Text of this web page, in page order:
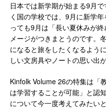
日本では新学期が始まる9月
く国の学校では、9月に新学
っても9月は「長い夏休みが
メージがつきまとうのです。
になると旅をしたくなるよう
しい文房具やノートの思い出
Kinfolk Volume 26の特集は「
は学習することが可能」と認
について今一度考えてみたい